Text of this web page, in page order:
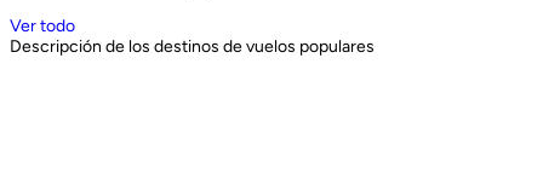
Ver todo
Descripción de los destinos de vuelos populares